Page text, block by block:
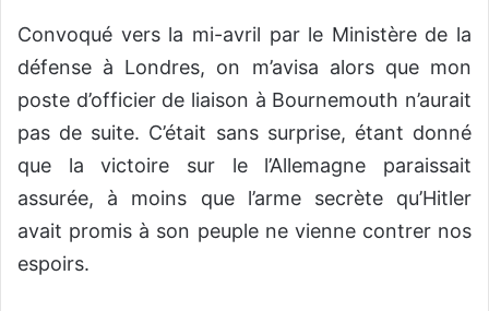
Convoqué vers la mi-avril par le Ministère de la
défense à Londres, on m’avisa alors que mon
poste d’officier de liaison à Bournemouth n’aurait
pas de suite. C’était sans surprise, étant donné
que la victoire sur le l’Allemagne paraissait
assurée, à moins que l’arme secrète qu’Hitler
avait promis à son peuple ne vienne contrer nos
espoirs.